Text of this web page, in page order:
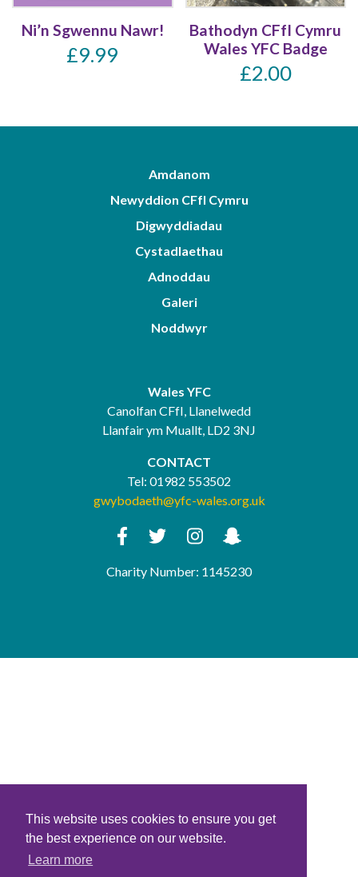
This website uses cookies to ensure you get
the best experience on our website.
Learn more
Ni’n Sgwennu Nawr!
£9.99
Bathodyn CFfI Cymru
Wales YFC Badge
£2.00
Amdanom
Newyddion CFfI Cymru
Digwyddiadau
Cystadlaethau
Adnoddau
Galeri
Noddwyr
Wales YFC
Canolfan CFfI, Llanelwedd
Llanfair ym Muallt, LD2 3NJ
CONTACT
Tel: 01982 553502
gwybodaeth@yfc-wales.org.uk
Charity Number: 1145230